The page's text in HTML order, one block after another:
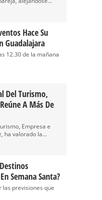
Hace Su
Guadalajara
12.30 de la mañana
Del Turismo,
A Más De
Empresa e
ha valorado la...
Semana Santa?
las previsiones que